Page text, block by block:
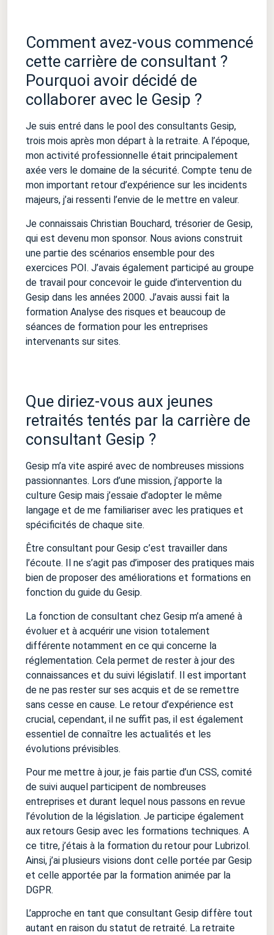
Comment avez-vous commencé
cette carrière de consultant ?
Pourquoi avoir décidé de
collaborer avec le Gesip ?
Je suis entré dans le pool des consultants Gesip,
trois mois après mon départ à la retraite. A l’époque,
mon activité professionnelle était principalement
axée vers le domaine de la sécurité. Compte tenu de
mon important retour d’expérience sur les incidents
majeurs, j’ai ressenti l’envie de le mettre en valeur.
Je connaissais Christian Bouchard, trésorier de Gesip,
qui est devenu mon sponsor. Nous avions construit
une partie des scénarios ensemble pour des
exercices POI. J’avais également participé au groupe
de travail pour concevoir le guide d’intervention du
Gesip dans les années 2000. J’avais aussi fait la
formation Analyse des risques et beaucoup de
séances de formation pour les entreprises
intervenants sur sites.
Que diriez-vous aux jeunes
retraités tentés par la carrière de
consultant Gesip ?
Gesip m’a vite aspiré avec de nombreuses missions
passionnantes. Lors d’une mission, j’apporte la
culture Gesip mais j’essaie d’adopter le même
langage et de me familiariser avec les pratiques et
spécificités de chaque site.
Être consultant pour Gesip c’est travailler dans
l’écoute. Il ne s’agit pas d’imposer des pratiques mais
bien de proposer des améliorations et formations en
fonction du guide du Gesip.
La fonction de consultant chez Gesip m’a amené à
évoluer et à acquérir une vision totalement
différente notamment en ce qui concerne la
réglementation. Cela permet de rester à jour des
connaissances et du suivi législatif. Il est important
de ne pas rester sur ses acquis et de se remettre
sans cesse en cause. Le retour d’expérience est
crucial, cependant, il ne suffit pas, il est également
essentiel de connaître les actualités et les
évolutions prévisibles.
Pour me mettre à jour, je fais partie d’un CSS, comité
de suivi auquel participent de nombreuses
entreprises et durant lequel nous passons en revue
l’évolution de la législation. Je participe également
aux retours Gesip avec les formations techniques. A
ce titre, j’étais à la formation du retour pour Lubrizol.
Ainsi, j’ai plusieurs visions dont celle portée par Gesip
et celle apportée par la formation animée par la
DGPR.
L’approche en tant que consultant Gesip diffère tout
autant en raison du statut de retraité. La retraite